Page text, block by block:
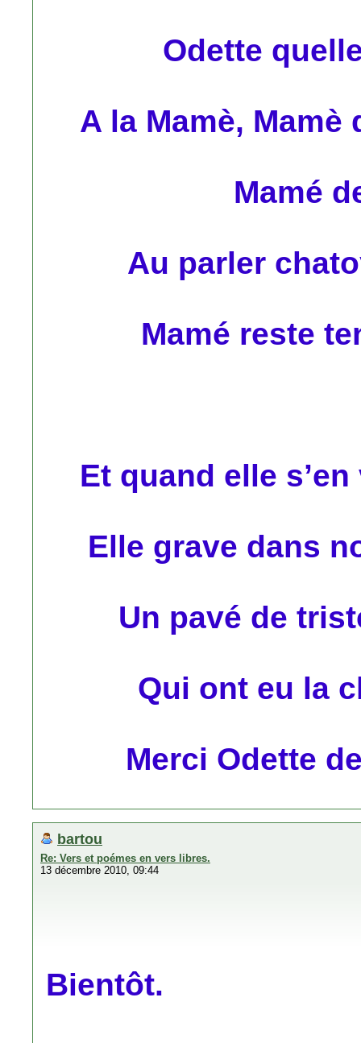
Odette
A la Mamè, Mamè
Mamé
Au parler
Mamé reste
Et quand elle
Elle grave dans
Un pavé de
Qui ont eu la
Merci Odette
bartou
Re: Vers et poémes en vers libres.
13 décembre 2010, 09:44
Bientôt.